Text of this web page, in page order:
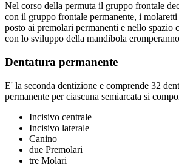
Nel corso della permuta il gruppo frontale
con il gruppo frontale permanente, i
posto ai premolari permanenti e nello spazio
con lo sviluppo della mandibola
Dentatura permanente
E' la seconda dentizione e comprende 32
permanente per ciascuna semiarcata si
Incisivo centrale
Incisivo laterale
Canino
due Premolari
tre Molari